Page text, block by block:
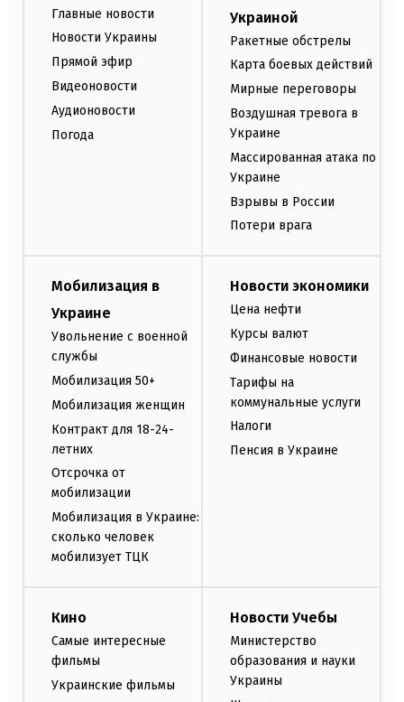
Главные новости
Новости Украины
Прямой эфир
Видеоновости
Аудионовости
Погода
Украиной
Ракетные обстрелы
Карта боевых действий
Мирные переговоры
Воздушная тревога в
Украине
Массированная атака по
Украине
Взрывы в России
Потери врага
Мобилизация в
Украине
Увольнение с военной
службы
Мобилизация 50+
Мобилизация женщин
Контракт для 18-24-
летних
Отсрочка от
мобилизации
Мобилизация в Украине:
сколько человек
мобилизует ТЦК
Новости экономики
Цена нефти
Курсы валют
Финансовые новости
Тарифы на
коммунальные услуги
Налоги
Пенсия в Украине
Кино
Самые интересные
фильмы
Украинские фильмы
Новости Учебы
Министерство
образования и науки
Украины